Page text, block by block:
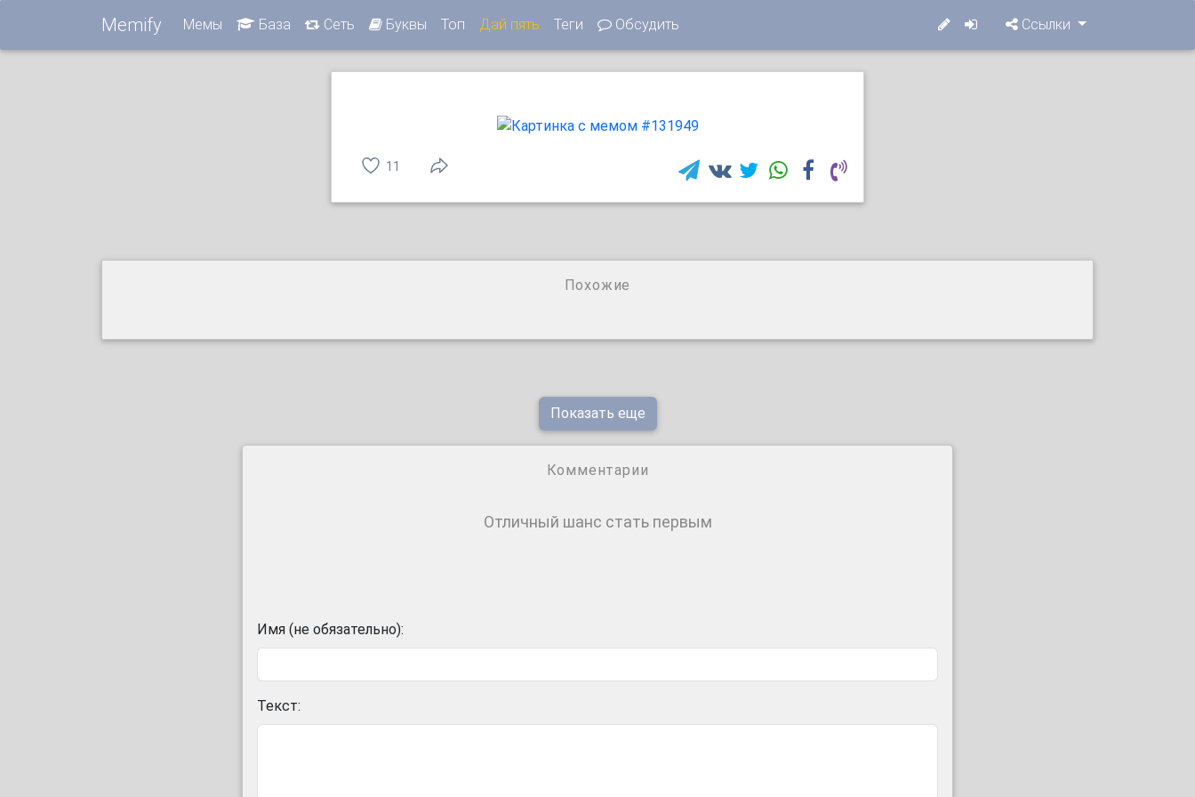
Memify Мемы База Сеть Буквы Топ Дай пять Теги Обсудить Ссылки
11
Похожие
Показать еще
Комментарии
Отличный шанс стать первым
Имя (не обязательно):
Текст: